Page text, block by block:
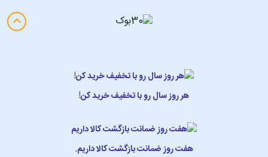
هر روز سال رو با تخفیف خرید کن!
هفت روز ضمانت بازگشت کالا داریم.